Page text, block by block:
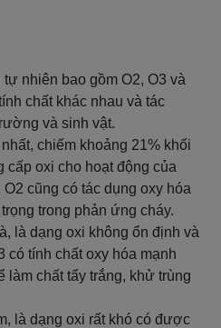
nhiên bao gồm O2, O3 và
chất khác nhau và tác
và sinh vật.
chiếm khoảng 21% khối
cấp oxi cho hoạt động của
cũng có tác dụng oxy hóa
trong phản ứng cháy.
là dạng oxi không ổn định và
có tính chất oxy hóa mạnh
chất tẩy trắng, khử trùng
là dạng oxi rất khó có được